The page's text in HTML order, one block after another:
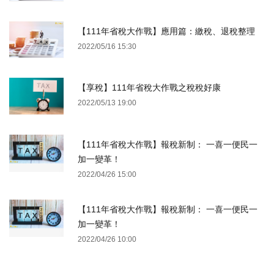
【111年省稅大作戰】應用篇：繳稅、退稅整理
2022/05/16 15:30
【享稅】111年省稅大作戰之稅稅好康
2022/05/13 19:00
【111年省稅大作戰】報稅新制： 一喜一便民一
加一變革！
2022/04/26 15:00
【111年省稅大作戰】報稅新制： 一喜一便民一
加一變革！
2022/04/26 10:00